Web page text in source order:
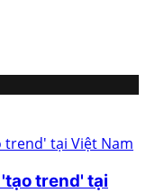
trend' tại